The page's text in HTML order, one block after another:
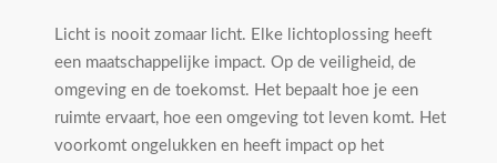
Licht is nooit zomaar licht. Elke lichtoplossing heeft
een maatschappelijke impact. Op de veiligheid, de
omgeving en de toekomst. Het bepaalt hoe je een
ruimte ervaart, hoe een omgeving tot leven komt. Het
voorkomt ongelukken en heeft impact op het